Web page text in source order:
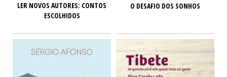
LER NOVOS AUTORES: CONTOS
ESCOLHIDOS
O DESAFIO DOS SONHOS